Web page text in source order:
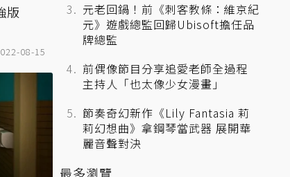
版
08-15
元老回鍋！前《刺客教條：維京紀
元》遊戲總監回歸Ubisoft擔任品
牌總監
前偶像節目分享追愛老師全過程
主持人「也太像少女漫畫」
節奏奇幻新作《Lily Fantasia 莉
莉幻想曲》拿鋼琴當武器 展開華
麗音聲對決
最多瀏覽